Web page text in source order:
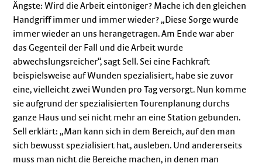
Ängste: Wird die Arbeit eintöniger? Mache ich den gleichen
Handgriff immer und immer wieder? „Diese Sorge wurde
immer wieder an uns herangetragen. Am Ende war aber
das Gegenteil der Fall und die Arbeit wurde
abwechslungsreicher“, sagt Sell. Sei eine Fachkraft
beispielsweise auf Wunden spezialisiert, habe sie zuvor
eine, vielleicht zwei Wunden pro Tag versorgt. Nun komme
sie aufgrund der spezialisierten Tourenplanung durchs
ganze Haus und sei nicht mehr an eine Station gebunden.
Sell erklärt: „Man kann sich in dem Bereich, auf den man
sich bewusst spezialisiert hat, ausleben. Und andererseits
muss man nicht die Bereiche machen, in denen man